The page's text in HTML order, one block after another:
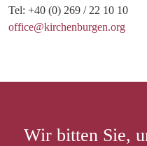
Tel: +40 (0) 269 / 22 10 10
office@kirchenburgen.org
Wir bitten Sie,